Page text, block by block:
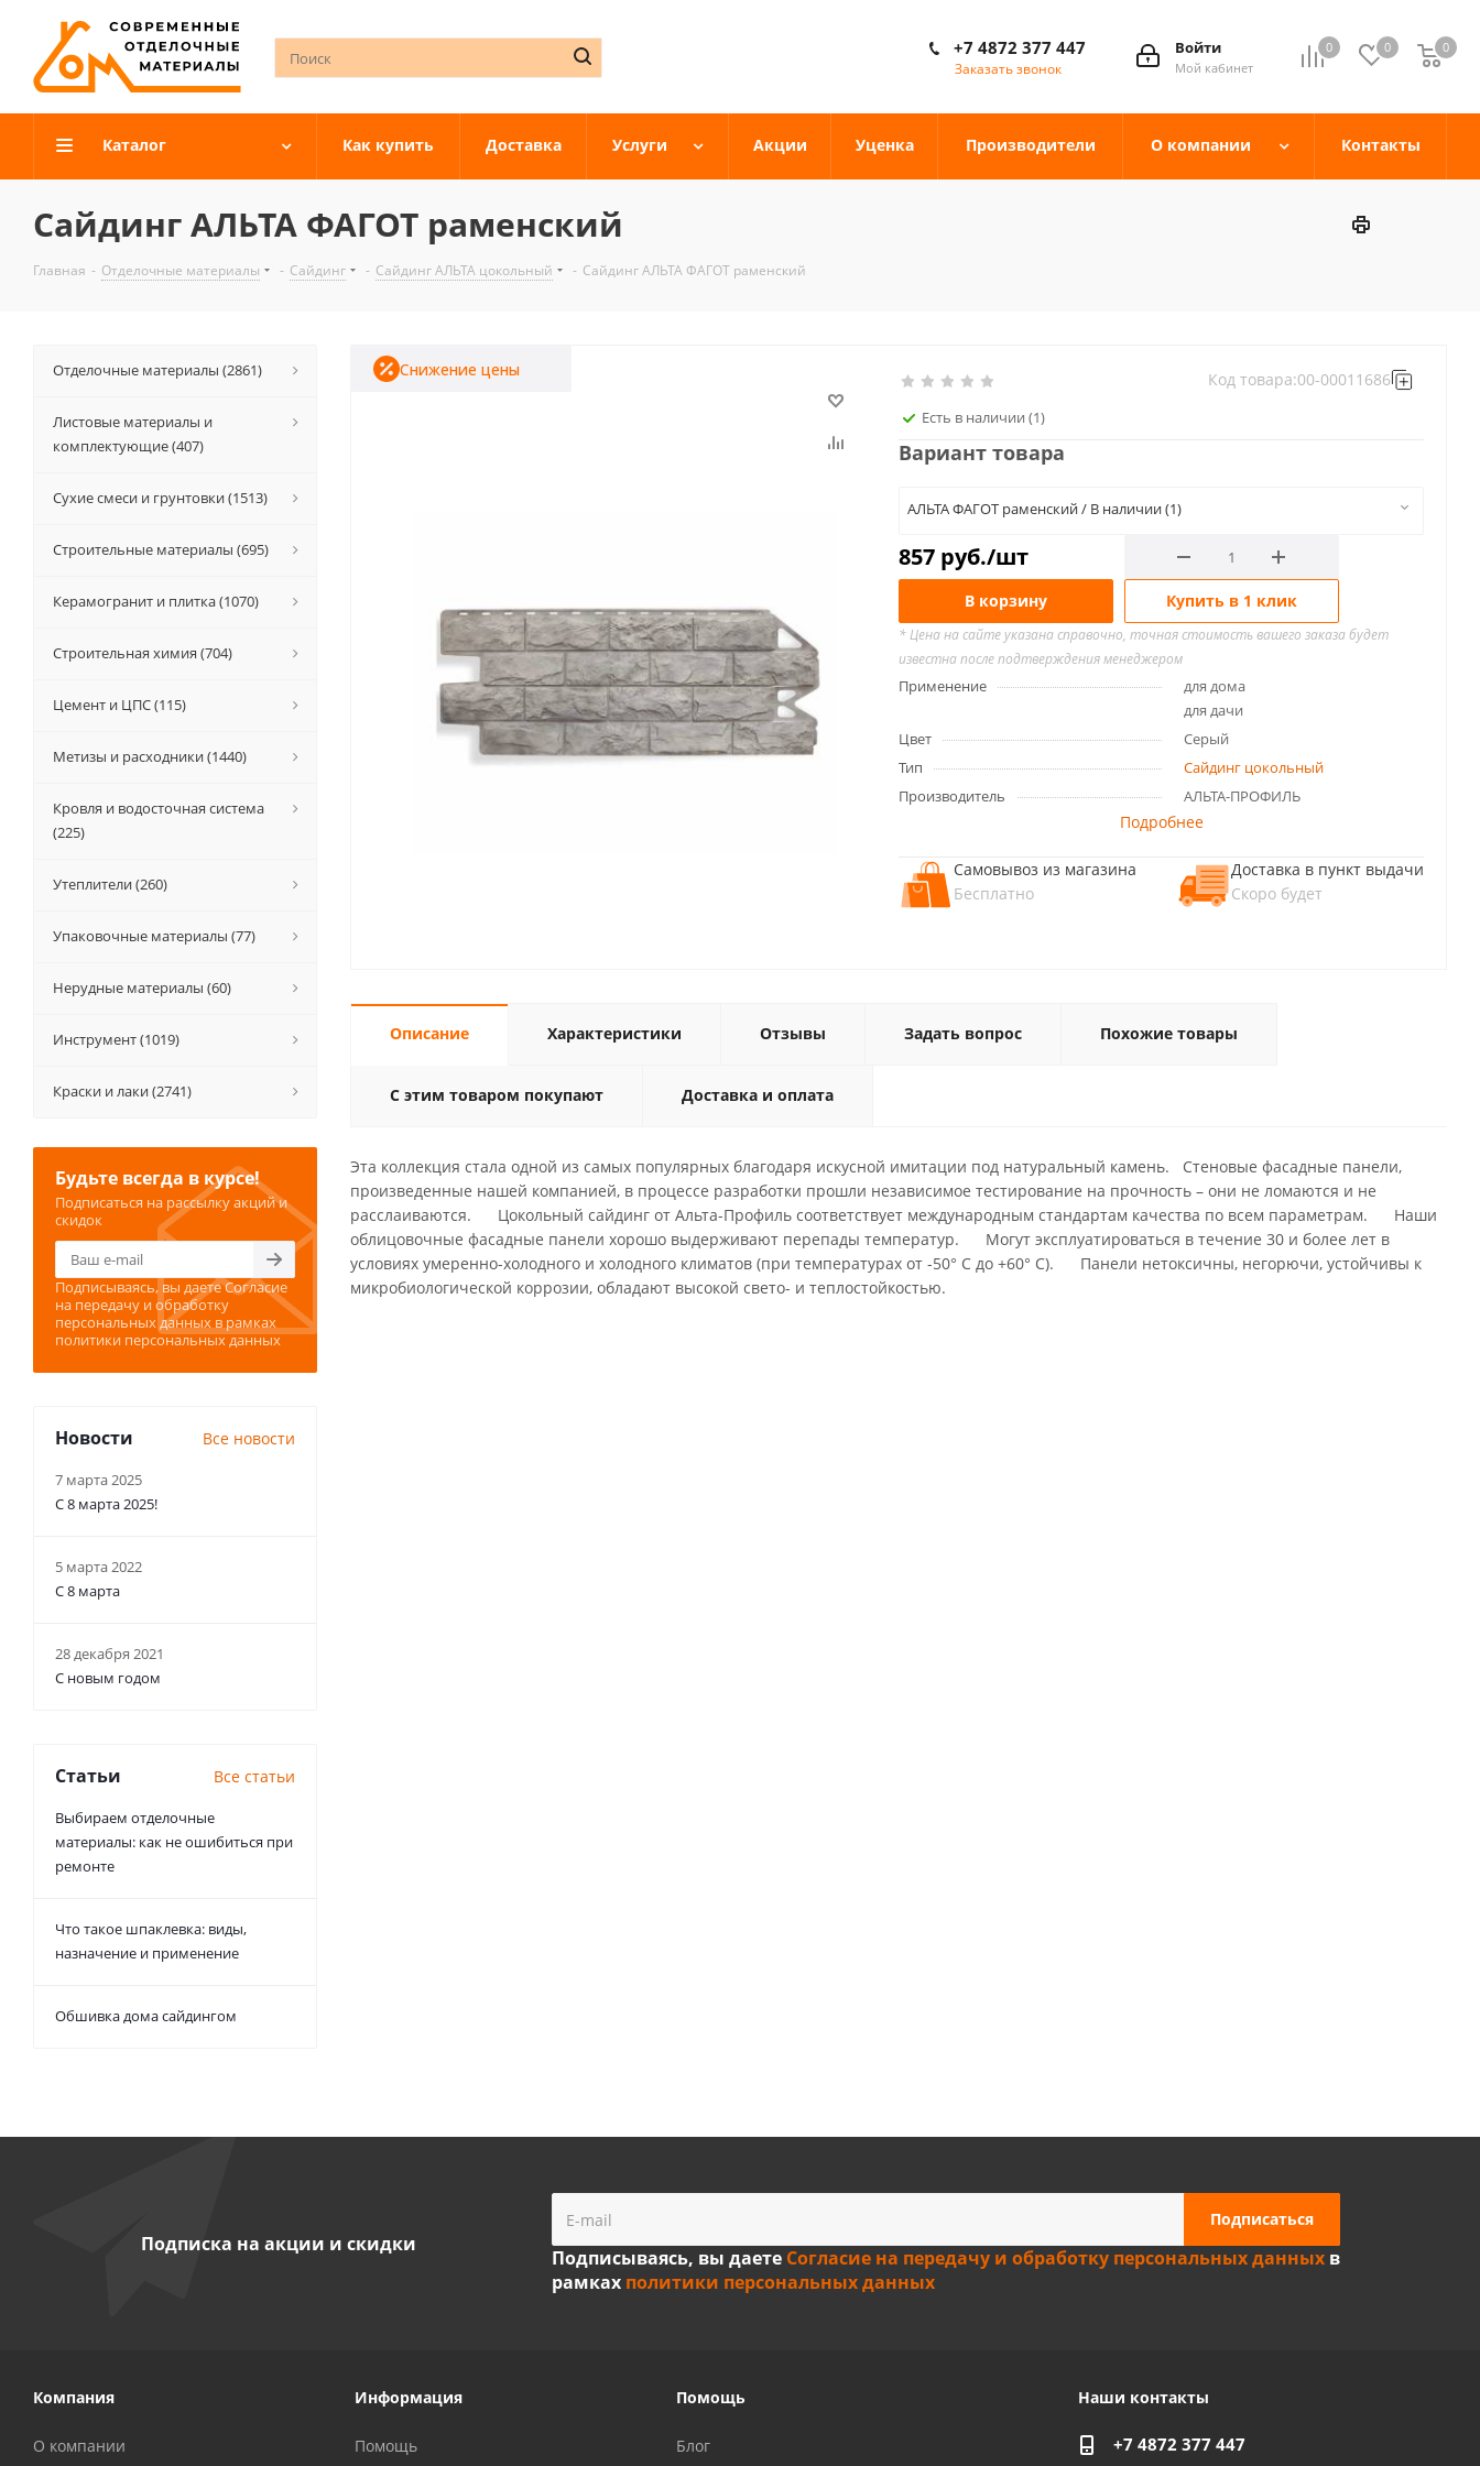
0 0 0
Войти
Мой кабинет
+7 4872 377 447
Заказать звонок
Каталог Как купить Доставка Услуги Акции Уценка Производители О компании Контакты
Сайдинг АЛЬТА ФАГОТ раменский
Главная - Отделочные материалы - Сайдинг - Сайдинг АЛЬТА цокольный - Сайдинг АЛЬТА ФАГОТ раменский
Есть в наличии (1)
Код товара:00-00011686
Вариант товара
АЛЬТА ФАГОТ раменский / В наличии (1)
857 руб./шт
Снижение цены
В корзину Купить в 1 клик
* Цена на сайте указана справочно, точная стоимость вашего заказа будет
известна после подтверждения менеджером
Применение
для дома
для дачи
Цвет
Серый
Тип
Сайдинг цокольный
Производитель
АЛЬТА-ПРОФИЛЬ
Подробнее
Самовывоз из магазина
Бесплатно
Доставка в пункт выдачи
Скоро будет
Описание Характеристики Отзывы Задать вопрос Похожие товары
С этим товаром покупают Доставка и оплата
Эта коллекция стала одной из самых популярных благодаря искусной имитации под натуральный камень. Стеновые фасадные панели,
произведенные нашей компанией, в процессе разработки прошли независимое тестирование на прочность – они не ломаются и не
расслаиваются. Цокольный сайдинг от Альта-Профиль соответствует международным стандартам качества по всем параметрам. Наши
облицовочные фасадные панели хорошо выдерживают перепады температур. Могут эксплуатироваться в течение 30 и более лет в
условиях умеренно-холодного и холодного климатов (при температурах от -50° С до +60° С). Панели нетоксичны, негорючи, устойчивы к
микробиологической коррозии, обладают высокой свето- и теплостойкостью.
Отделочные материалы (2861)
Листовые материалы и
комплектующие (407)
Сухие смеси и грунтовки (1513)
Строительные материалы (695)
Керамогранит и плитка (1070)
Строительная химия (704)
Цемент и ЦПС (115)
Метизы и расходники (1440)
Кровля и водосточная система
(225)
Утеплители (260)
Упаковочные материалы (77)
Нерудные материалы (60)
Инструмент (1019)
Краски и лаки (2741)
Будьте всегда в курсе!
Подписаться на рассылку акций и
скидок
Подписываясь, вы даетеСогласие
на передачу и обработку
персональных данных в рамках
политики персональных данных
Новости Все новости
7 марта 2025
С 8 марта 2025!
5 марта 2022
С 8 марта
28 декабря 2021
С новым годом
Статьи Все статьи
Выбираем отделочные
материалы: как не ошибиться при
ремонте
Что такое шпаклевка: виды,
назначение и применение
Обшивка дома сайдингом
Подписка на акции и скидки
Подписываясь, вы даете Согласие на передачу и обработку персональных данныхв
рамках политики персональных данных
Компания
О компании
Информация
Помощь
Помощь
Блог
Наши контакты
+7 4872 377 447